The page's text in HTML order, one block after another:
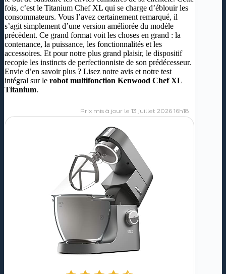
fois, c’est le Titanium Chef XL qui se charge d’éblouir les
consommateurs. Vous l’avez certainement remarqué, il
s’agit simplement d’une version améliorée du modèle
précèdent. Ce grand format voit les choses en grand : la
contenance, la puissance, les fonctionnalités et les
accessoires. Et pour notre plus grand plaisir, le dispositif
recopie les instincts de perfectionniste de son prédécesseur.
Envie d’en savoir plus ? Lisez notre avis et notre test
intégral sur le robot multifonction Kenwood Chef XL
Titanium.
13 juillet 2026 16h18